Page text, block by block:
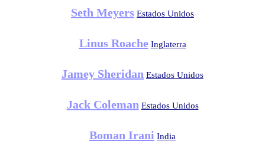
Seth Meyers Estados Unidos
Linus Roache Inglaterra
Jamey Sheridan Estados Unidos
Jack Coleman Estados Unidos
Boman Irani India